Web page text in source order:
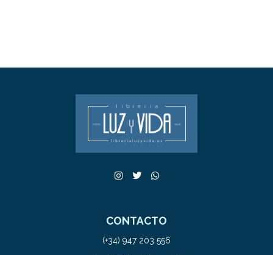
CONTACTO
(+34) 947 203 556